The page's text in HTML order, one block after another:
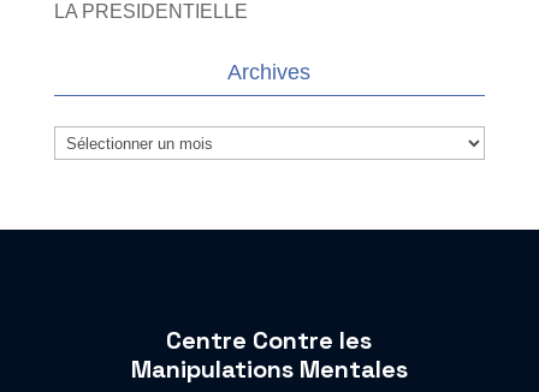
LA PRESIDENTIELLE
Archives
Archives
Centre Contre les
Manipulations Mentales